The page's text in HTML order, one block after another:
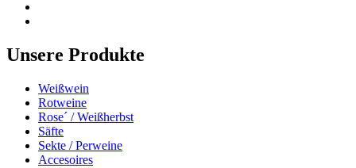
Unsere Produkte
Weißwein
Rotweine
Rose´ / Weißherbst
Säfte
Sekte / Perweine
Accesoires